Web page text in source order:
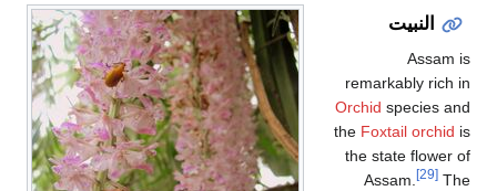
النبيت
Assam is
remarkably rich in
Orchidspecies and
theFoxtail orchid
the state flower of
Assam.
The